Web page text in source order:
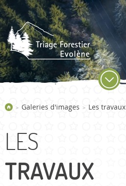
> Galeries d'images > Les travaux
LES
TRAVAUX